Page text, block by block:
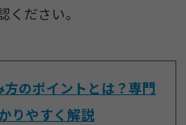
ください。
のポイントとは？専門
りやすく解説